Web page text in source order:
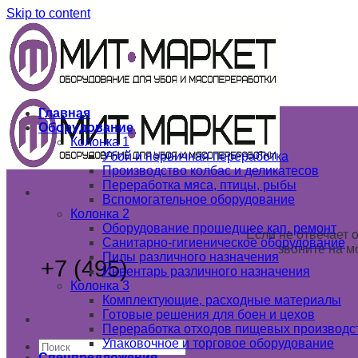
Skip to content
+7 (495)789 03 02
Если не отвечает
звоните на
+7 (985)
+7 (925)
Главная
Оборудование
Колонка 1
Убой и первичная переработка
Производство колбас и деликатесов
Переработка мяса, птицы, рыбы
Вспомогательное оборудование
Колонка 2
Оборудование прошедшее кап. ремонт
Санитарно-гигиеническое оборудование
Пилы различного назначения
Инвентарь различного назначения
Колонка 3
Комплектующие, расходные материалы
Готовые решения для боен и цехов
Переработка отходов пищевых
Упаковочное и торговое оборудование